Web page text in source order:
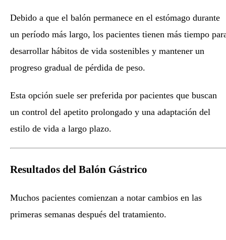
Debido a que el balón permanece en el estómago durante
un período más largo, los pacientes tienen más tiempo
desarrollar hábitos de vida sostenibles y mantener un
progreso gradual de pérdida de peso.
Esta opción suele ser preferida por pacientes que buscan
un control del apetito prolongado y una adaptación del
estilo de vida a largo plazo.
Resultados del Balón Gástrico
Muchos pacientes comienzan a notar cambios en las
primeras semanas después del tratamiento.